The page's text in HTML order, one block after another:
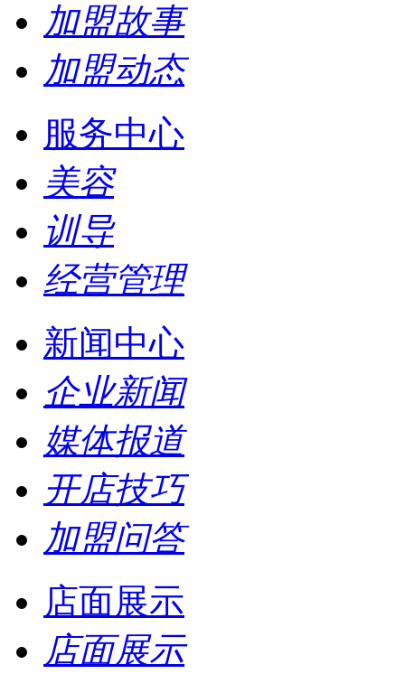
加盟故事
加盟动态
服务中心
美容
训导
经营管理
新闻中心
企业新闻
媒体报道
开店技巧
加盟问答
店面展示
店面展示